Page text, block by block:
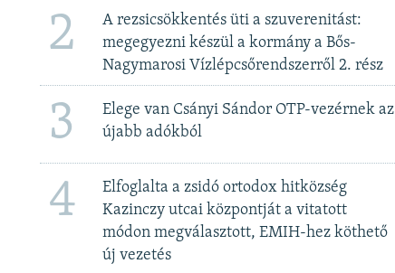
2
A rezsicsökkentés üti a szuverenitást:
megegyezni készül a kormány a Bős-
Nagymarosi Vízlépcsőrendszerről 2. rész
3
Elege van Csányi Sándor OTP-vezérnek az
újabb adókból
4
Elfoglalta a zsidó ortodox hitközség
Kazinczy utcai központját a vitatott
módon megválasztott, EMIH-hez köthető
új vezetés